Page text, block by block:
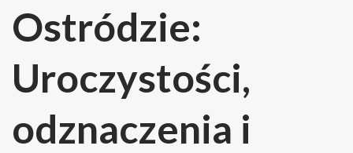
Ostródzie:
Uroczystości,
odznaczenia i